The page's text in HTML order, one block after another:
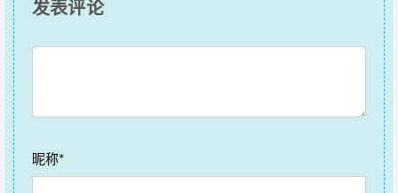
发表评论
昵称*